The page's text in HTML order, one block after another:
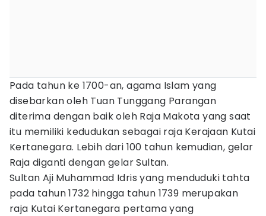
Pada tahun ke 1700-an, agama Islam yang
disebarkan oleh Tuan Tunggang Parangan
diterima dengan baik oleh Raja Makota yang saat
itu memiliki kedudukan sebagai raja Kerajaan Kutai
Kertanegara. Lebih dari 100 tahun kemudian, gelar
Raja diganti dengan gelar Sultan.
Sultan Aji Muhammad Idris yang menduduki tahta
pada tahun 1732 hingga tahun 1739 merupakan
raja Kutai Kertanegara pertama yang